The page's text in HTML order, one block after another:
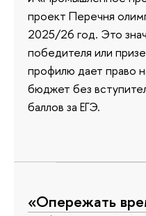
проект Перечня
2025/26 год. Это
победителя или
профилю дает право
бюджет без
баллов за ЕГЭ.
«Опережать